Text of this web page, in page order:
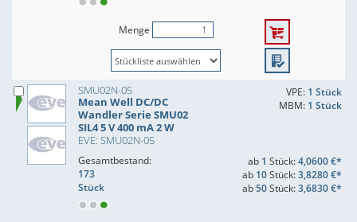
Menge
SMU02N-05
Mean Well DC/DC
Wandler Serie SMU02
SIL4 5 V 400 mA 2 W
EVE: SMU02N-05
VPE: 1 Stück
MBM: 1 Stück
Gesamtbestand:
173
Stück
ab 1 Stück:4,0600 €*
ab 10Stück:3,8280 €*
ab50Stück:3,6830 €*